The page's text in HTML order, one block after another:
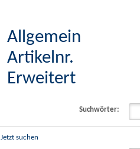
Allgemein
Artikelnr.
Erweitert
Suchwörter:
Jetzt suchen